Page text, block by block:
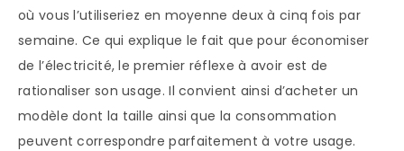
où vous l’utiliseriez en moyenne deux à cinq fois par
semaine. Ce qui explique le fait que pour économiser
de l’électricité, le premier réflexe à avoir est de
rationaliser son usage. Il convient ainsi d’acheter un
modèle dont la taille ainsi que la consommation
peuvent correspondre parfaitement à votre usage.